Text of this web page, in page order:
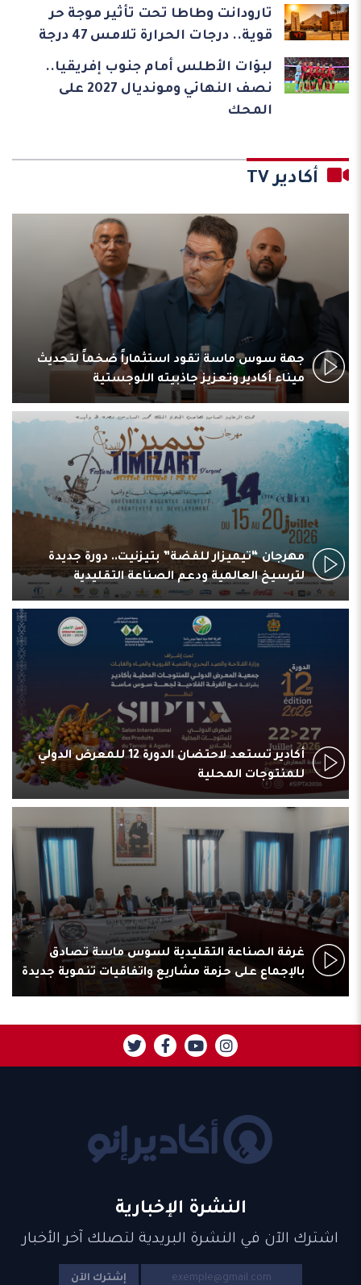
تارودانت وطاطا تحت تأثير موجة حر
قوية.. درجات الحرارة تلامس 47 درجة
لبؤات الأطلس أمام جنوب إفريقيا..
نصف النهائي ومونديال 2027 على
المحك
أكادير TV
جهة سوس ماسة تقود استثماراً ضخماً لتحديث
ميناء أكادير وتعزيز جاذبيته اللوجستية
مهرجان “تيميزار للفضة” بتيزنيت.. دورة جديدة
لترسيخ العالمية ودعم الصناعة التقليدية
أكادير تستعد لاحتضان الدورة 12 للمعرض الدولي
للمنتوجات المحلية
غرفة الصناعة التقليدية لسوس ماسة تصادق
بالإجماع على حزمة مشاريع واتفاقيات تنموية جديدة
النشرة الإخبارية
اشترك الآن في النشرة البريدية لتصلك آخر الأخبار
إشترك الآن